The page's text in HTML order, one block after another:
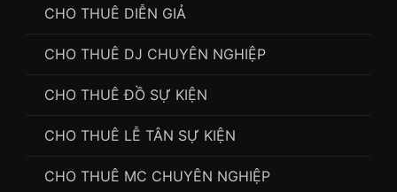
CHO THUÊ DIỄN GIẢ
CHO THUÊ DJ CHUYÊN NGHIỆP
CHO THUÊ ĐỒ SỰ KIỆN
CHO THUÊ LỄ TÂN SỰ KIỆN
CHO THUÊ MC CHUYÊN NGHIỆP